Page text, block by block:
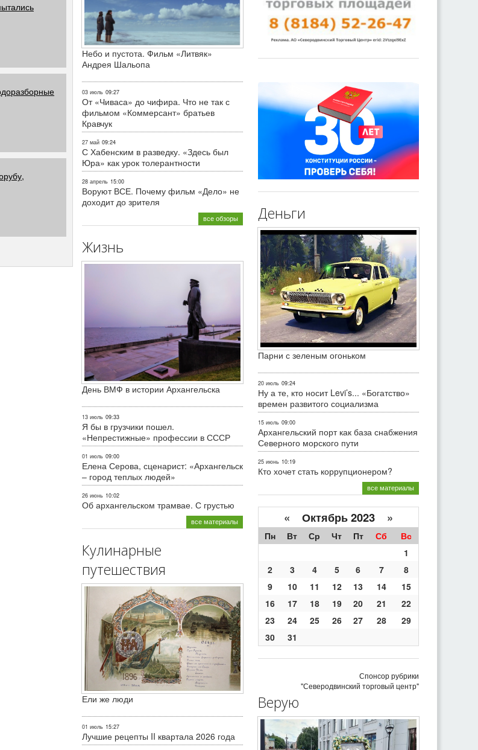
Небо и пустота. Фильм «Литвяк»
Андрея Шальопа
03 июль 09:27
От «Чиваса» до чифира. Что не так с
фильмом «Коммерсант» братьев
Кравчук
27 май 09:24
С Хабенским в разведку. «Здесь был
Юра» как урок толерантности
28 апрель 15:00
Воруют ВСЕ. Почему фильм «Дело» не
доходит до зрителя
все обзоры
Жизнь
День ВМФ в истории Архангельска
13 июль 09:33
Я бы в грузчики пошел.
«Непрестижные» профессии в СССР
01 июль 09:00
Елена Серова, сценарист: «Архангельск
– город теплых людей»
26 июнь 10:02
Об архангельском трамвае. С грустью
все материалы
Кулинарные
путешествия
Ели же люди
01 июль 15:27
Лучшие рецепты II квартала 2026 года
Деньги
Парни с зеленым огоньком
20 июль 09:24
Ну а те, кто носит Levi’s... «Богатство»
времен развитого социализма
15 июль 09:00
Архангельский порт как база снабжения
Северного морского пути
25 июнь 10:19
Кто хочет стать коррупционером?
все материалы
« Октябрь 2023 »
Пн Вт Ср Чт Пт Сб
Вс
1
2
3 4 5 6 7
8
9
10 11 12 13 14
15
16
17 18 19 20 21
22
23
24 25 26 27 28
29
30
31
Спонсор рубрики
"Северодвинский торговый центр"
Верую